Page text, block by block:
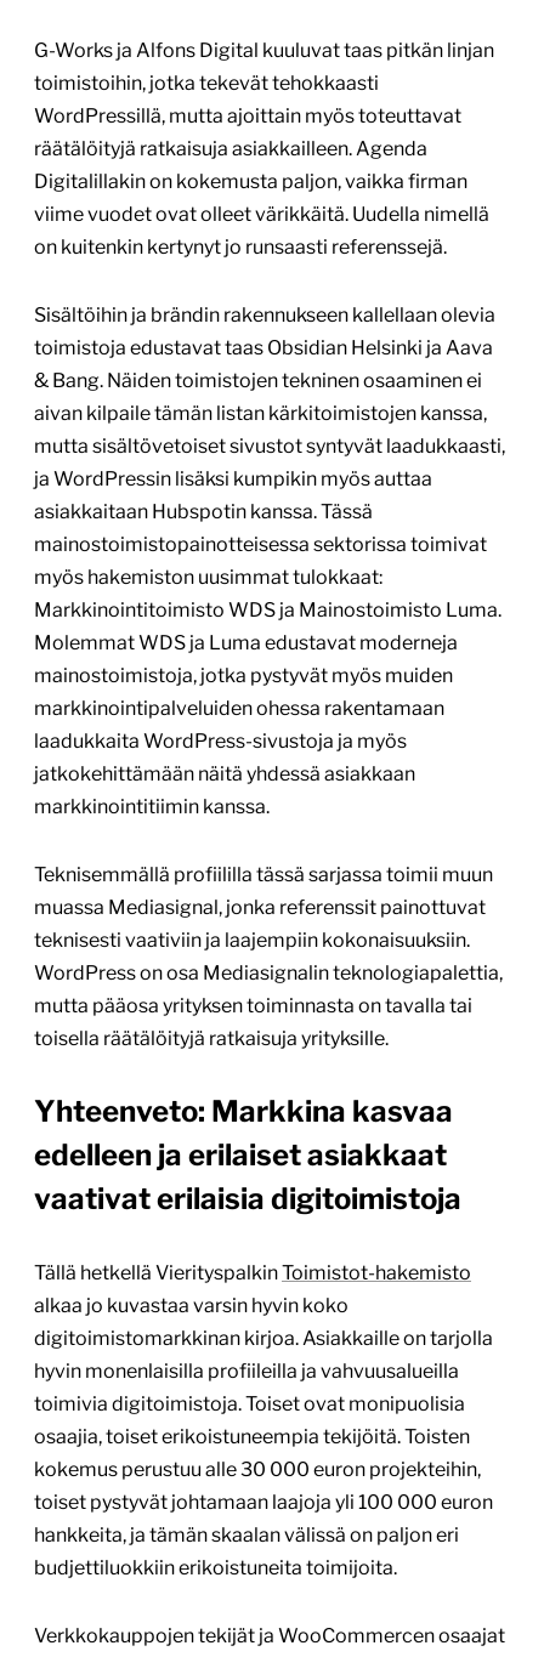
G-Works ja Alfons Digital kuuluvat taas pitkän linjan
toimistoihin, jotka tekevät tehokkaasti
WordPressillä, mutta ajoittain myös toteuttavat
räätälöityjä ratkaisuja asiakkailleen. Agenda
Digitalillakin on kokemusta paljon, vaikka firman
viime vuodet ovat olleet värikkäitä. Uudella nimellä
on kuitenkin kertynyt jo runsaasti referenssejä.
Sisältöihin ja brändin rakennukseen kallellaan olevia
toimistoja edustavat taas Obsidian Helsinki ja Aava
& Bang. Näiden toimistojen tekninen osaaminen ei
aivan kilpaile tämän listan kärkitoimistojen kanssa,
mutta sisältövetoiset sivustot syntyvät laadukkaasti,
ja WordPressin lisäksi kumpikin myös auttaa
asiakkaitaan Hubspotin kanssa. Tässä
mainostoimistopainotteisessa sektorissa toimivat
myös hakemiston uusimmat tulokkaat:
Markkinointitoimisto WDS ja Mainostoimisto Luma.
Molemmat WDS ja Luma edustavat moderneja
mainostoimistoja, jotka pystyvät myös muiden
markkinointipalveluiden ohessa rakentamaan
laadukkaita WordPress-sivustoja ja myös
jatkokehittämään näitä yhdessä asiakkaan
markkinointitiimin kanssa.
Teknisemmällä profiililla tässä sarjassa toimii muun
muassa Mediasignal, jonka referenssit painottuvat
teknisesti vaativiin ja laajempiin kokonaisuuksiin.
WordPress on osa Mediasignalin teknologiapalettia,
mutta pääosa yrityksen toiminnasta on tavalla tai
toisella räätälöityjä ratkaisuja yrityksille.
Yhteenveto: Markkina kasvaa
edelleen ja erilaiset asiakkaat
vaativat erilaisia digitoimistoja
Tällä hetkellä VierityspalkinToimistot-hakemisto
alkaa jo kuvastaa varsin hyvin koko
digitoimistomarkkinan kirjoa. Asiakkaille on tarjolla
hyvin monenlaisilla profiileilla ja vahvuusalueilla
toimivia digitoimistoja. Toiset ovat monipuolisia
osaajia, toiset erikoistuneempia tekijöitä. Toisten
kokemus perustuu alle 30 000 euron projekteihin,
toiset pystyvät johtamaan laajoja yli 100 000 euron
hankkeita, ja tämän skaalan välissä on paljon eri
budjettiluokkiin erikoistuneita toimijoita.
Verkkokauppojen tekijät ja WooCommercen osaajat